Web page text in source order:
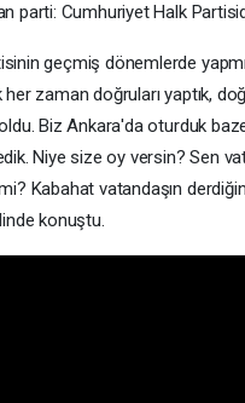
parti: Cumhuriyet Halk
geçmiş dönemlerde
zaman doğruları yaptık,
oldu. Biz Ankara'da oturduk
Niye size oy versin? Sen
Kabahat vatandaşın
konuştu.